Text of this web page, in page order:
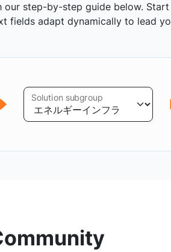
step-by-step guide below.
fields adapt dynamically to lead
Solution subgroup